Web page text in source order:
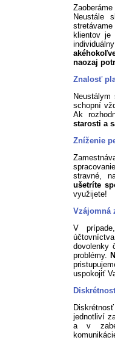
Neustále
klientov je
naozaj
Znalosť
schopní
Ak
starosti a
Zníženie
stravné,
ušetríte
využijete!
Vzájomná
V
dovolenky
problémy.
uspokojiť
jednotliví
a v